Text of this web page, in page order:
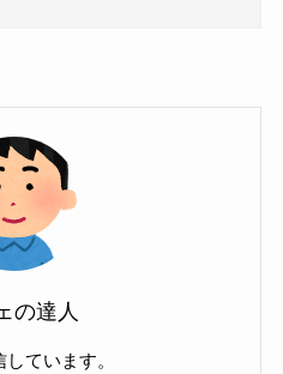
の達人
ています。